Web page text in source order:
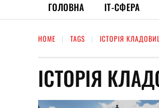
ГОЛОВНА ІТ-СФЕРА
HOME TAGS ІСТОРІЯ
ІСТОРІЯ